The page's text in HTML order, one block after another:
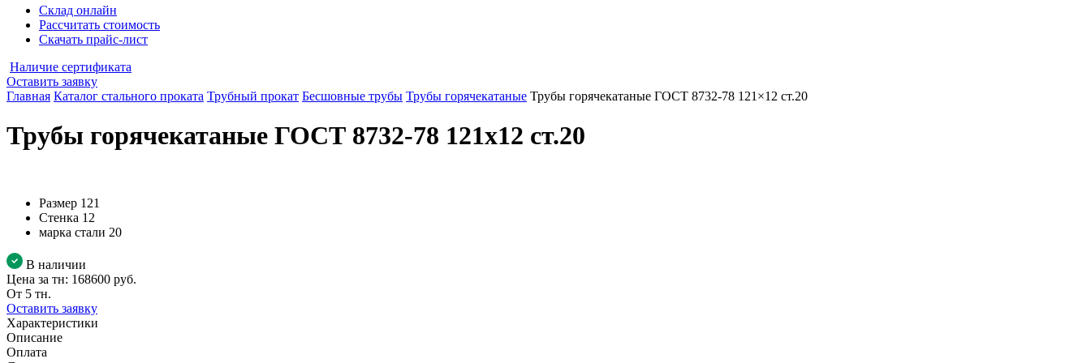
Склад онлайн
Рассчитать стоимость
Скачать прайс-лист
Наличие сертификата
Оставить заявку
Главная Каталог стального проката Трубный прокат Бесшовные трубы Трубы горячекатаные Трубы горячекатаные ГОСТ 8732-78 121×12 ст.20
Трубы горячекатаные ГОСТ 8732-78 121x12 ст.20
Размер 121
Стенка 12
марка стали 20
В наличии
Цена за тн: 168600 руб.
От 5 тн.
Оставить заявку
Характеристики
Описание
Оплата